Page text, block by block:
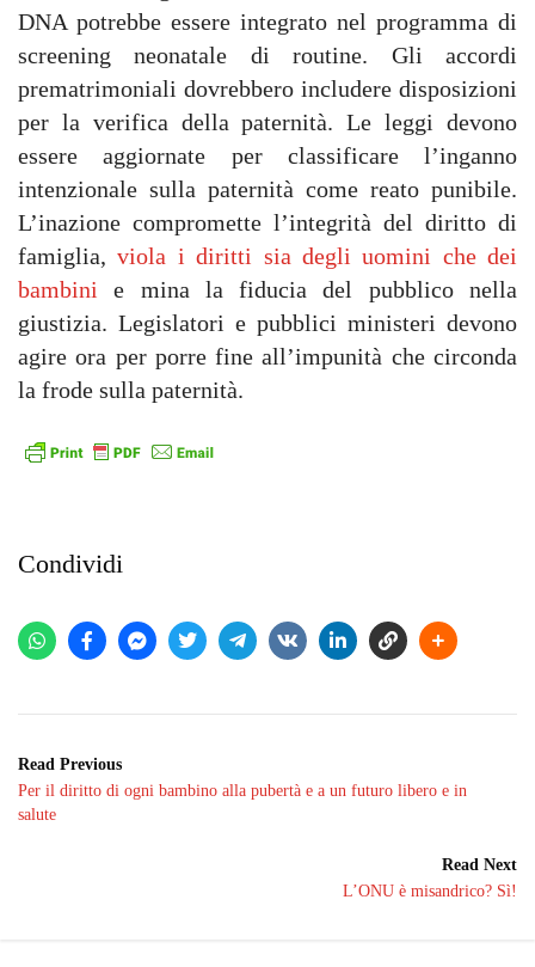
DNA potrebbe essere integrato nel programma di
screening neonatale di routine. Gli accordi
prematrimoniali dovrebbero includere disposizioni
per la verifica della paternità. Le leggi devono
essere aggiornate per classificare l’inganno
intenzionale sulla paternità come reato punibile.
L’inazione compromette l’integrità del diritto di
famiglia,viola i diritti sia degli uomini che dei
bambini e mina la fiducia del pubblico nella
giustizia. Legislatori e pubblici ministeri devono
agire ora per porre fine all’impunità che circonda
la frode sulla paternità.
Condividi
Read Previous
Per il diritto di ogni bambino alla pubertà e a un futuro libero e in
salute
Read Next
L’ONU è misandrico? Sì!